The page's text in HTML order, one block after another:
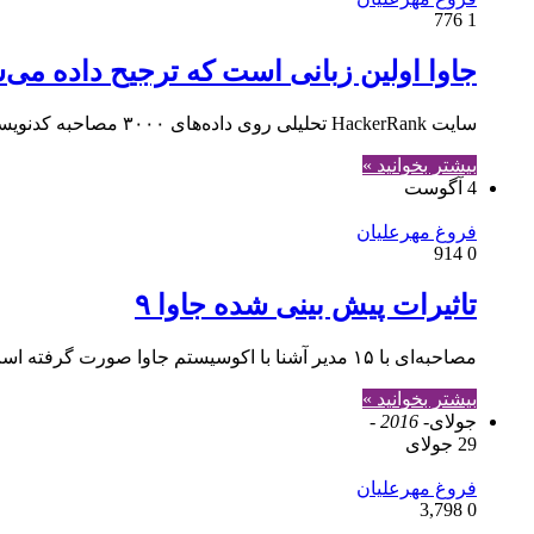
1
جاوا اولین زبانی است که ترجیح داده
سایت HackerRank تحلیلی روی داده‌های ۳۰۰۰ مصاحبه کدنویسی انجام داده است که روی بستر آن در حال انجام است هدف آن از این بررسی این است که کشف کند شرکت‌ها…
بیشتر بخوانید »
4 آگوست
فروغ مهرعلیان
0
تاثیرات پیش بینی شده جاوا ۹
مصاحبه‌ای با ۱۵ مدیر آشنا با اکوسیستم جاوا صورت گرفته است تا نظر آنان در مورد آینده تاثیرات نسخه آتی جاوا مشخص شود.
بیشتر بخوانید »
جولای- 2016 -
29 جولای
فروغ مهرعلیان
0